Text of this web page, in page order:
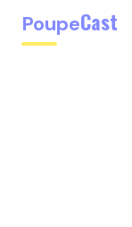
PoupeCast